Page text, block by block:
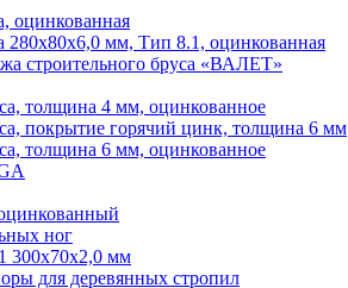
оцинкованная
280х80х6,0 мм, Тип 8.1, оцинкованная
строительного бруса «ВАЛЕТ»
толщина 4 мм, оцинкованное
покрытие горячий цинк, толщина 6 мм
толщина 6 мм, оцинкованное
ног
300х70х2,0 мм
для деревянных стропил